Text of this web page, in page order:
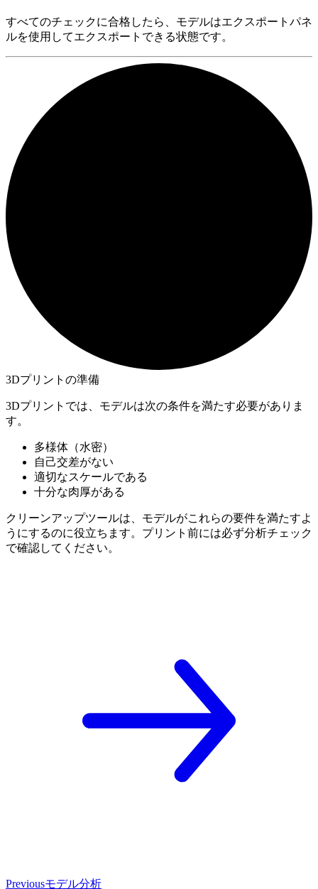
すべてのチェックに合格したら、モデルはエクスポートパネ
ルを使用してエクスポートできる状態です。
3Dプリントの準備
3Dプリントでは、モデルは次の条件を満たす必要がありま
す。
多様体（水密）
自己交差がない
適切なスケールである
十分な肉厚がある
クリーンアップツールは、モデルがこれらの要件を満たすよ
うにするのに役立ちます。プリント前には必ず分析チェック
で確認してください。
Previousモデル分析